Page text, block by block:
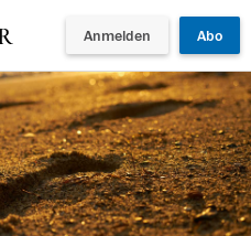
Anmelden Abo